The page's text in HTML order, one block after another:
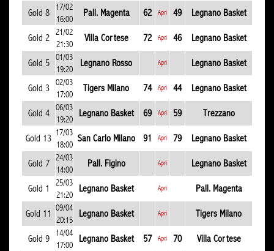
Gold 8
17/02
16:00
Pall. Magenta 62 Apri 49 Legnano Basket
Gold 2
21/02
21:30
Villa Cortese 72 Apri 46 Legnano Basket
Gold 5
01/03
19:20
Legnano Rosso Apri Legnano Basket
Gold 3
02/03
17:00
Tigers Milano 74 Apri 44 Legnano Basket
Gold 4
06/03
19:20
Legnano Basket 69 Apri 59 Trezzano
Gold 13
17/03
18:00
San Carlo Milano 91 Apri 79 Legnano Basket
Gold 7
24/03
14:00
Pall. Figino Apri Legnano Basket
Gold 1
25/03
21:20
Legnano Basket Apri Pall. Magenta
Gold 11
09/04
20:15
Legnano Basket Apri Tigers Milano
Gold 9
14/04
17:00
Legnano Basket 57 Apri 70 Villa Cortese